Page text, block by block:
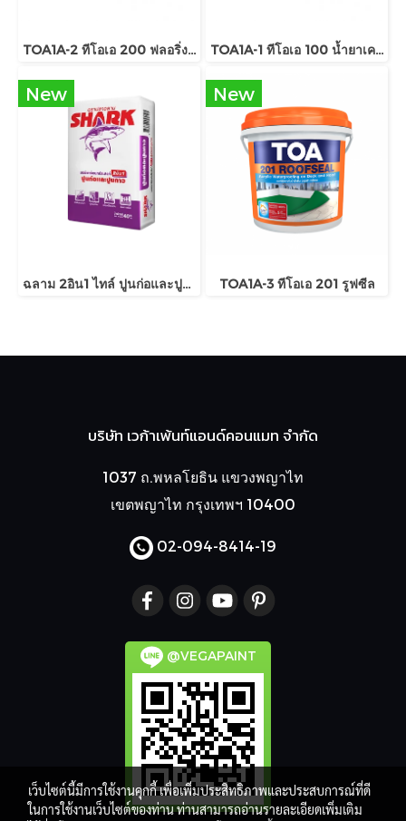
TOA1A-2 ทีโอเอ 200 ฟลอริ่งพลัส TOA1A-1 ทีโอเอ 100 น้ำยาเคลือบเงาใสกันซึม
New
ฉลาม 2อิน1 ไทล์ ปูนก่อและปูนกาว
New
TOA1A-3 ทีโอเอ 201 รูฟซีล
บริษัท เวก้าเพ้นท์แอนด์คอนแมท จำกัด
1037 ถ.พหลโยธิน แขวงพญาไท
เขตพญาไท กรุงเทพฯ 10400
02-094-8414-19
@VEGAPAINT
เว็บไซต์นี้มีการใช้งานคุกกี้ เพื่อเพิ่มประสิทธิภาพและประสบการณ์ที่ดี
ในการใช้งานเว็บไซต์ของท่าน ท่านสามารถอ่านรายละเอียดเพิ่มเติม